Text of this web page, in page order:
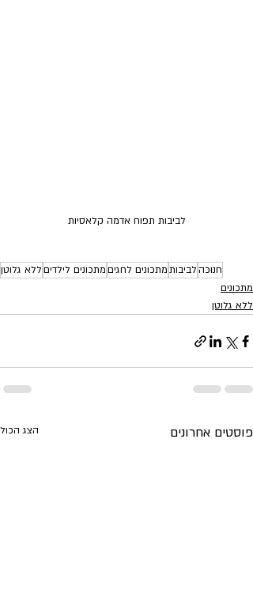
לביבות תפוח אדמה קלאסיות
חנוכהלביבותמתכונים לחגיםמתכונים לילדיםללא גלוטן
מתכונים
ללא גלוטן
פוסטים אחרונים הצג הכול